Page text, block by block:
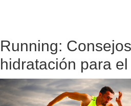
Running:
hidratación para